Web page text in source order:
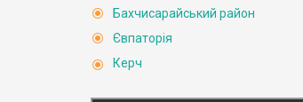
Бахчисарайський район
Євпаторія
Керч